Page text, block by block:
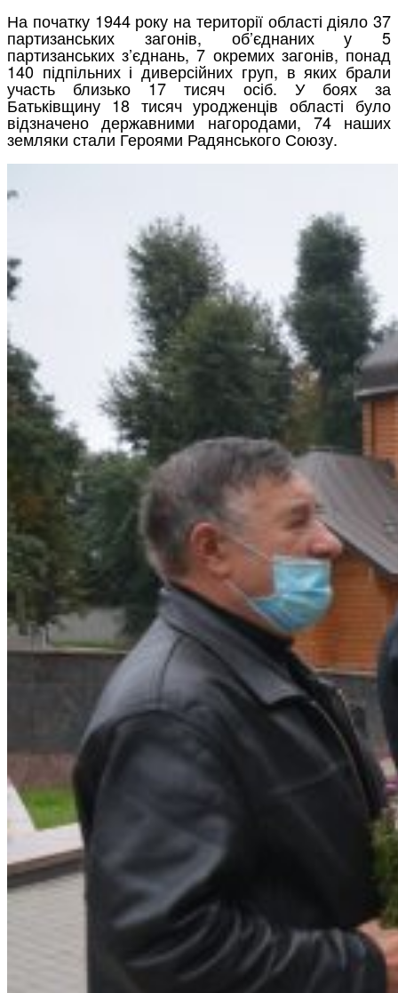
На початку 1944 року на території області діяло 37
партизанських загонів, об’єднаних у 5
партизанських з’єднань, 7 окремих загонів, понад
140 підпільних і диверсійних груп, в яких брали
участь близько 17 тисяч осіб. У боях за
Батьківщину 18 тисяч уродженців області було
відзначено державними нагородами, 74 наших
земляки стали Героями Радянського Союзу.